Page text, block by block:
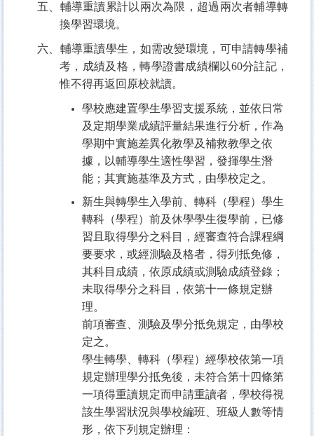
五、輔導重讀累計以兩次為限，超過兩次者輔導轉
換學習環境。
六、輔導重讀學生，如需改變環境，可申請轉學補
考，成績及格，轉學證書成績欄以60分註記，
惟不得再返回原校就讀。
學校應建置學生學習支援系統，並依日常
及定期學業成績評量結果進行分析，作為
學期中實施差異化教學及補救教學之依
據，以輔導學生適性學習，發揮學生潛
能；其實施基準及方式，由學校定之。
新生與轉學生入學前、轉科（學程）學生
轉科（學程）前及休學學生復學前，已修
習且取得學分之科目，經審查符合課程綱
要要求，或經測驗及格者，得列抵免修，
其科目成績，依原成績或測驗成績登錄；
未取得學分之科目，依第十一條規定辦
理。
前項審查、測驗及學分抵免規定，由學校
定之。
學生轉學、轉科（學程）經學校依第一項
規定辦理學分抵免後，未符合第十四條第
一項得重讀規定而申請重讀者，學校得視
該生學習狀況與學校編班、班級人數等情
形，依下列規定辦理：